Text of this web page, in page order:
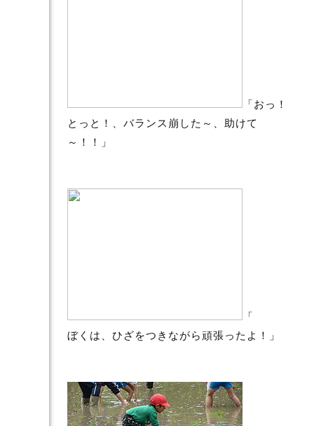
「おっ！
とっと！、バランス崩した～、助けて
～！！」
「
ぼくは、ひざをつきながら頑張ったよ！」